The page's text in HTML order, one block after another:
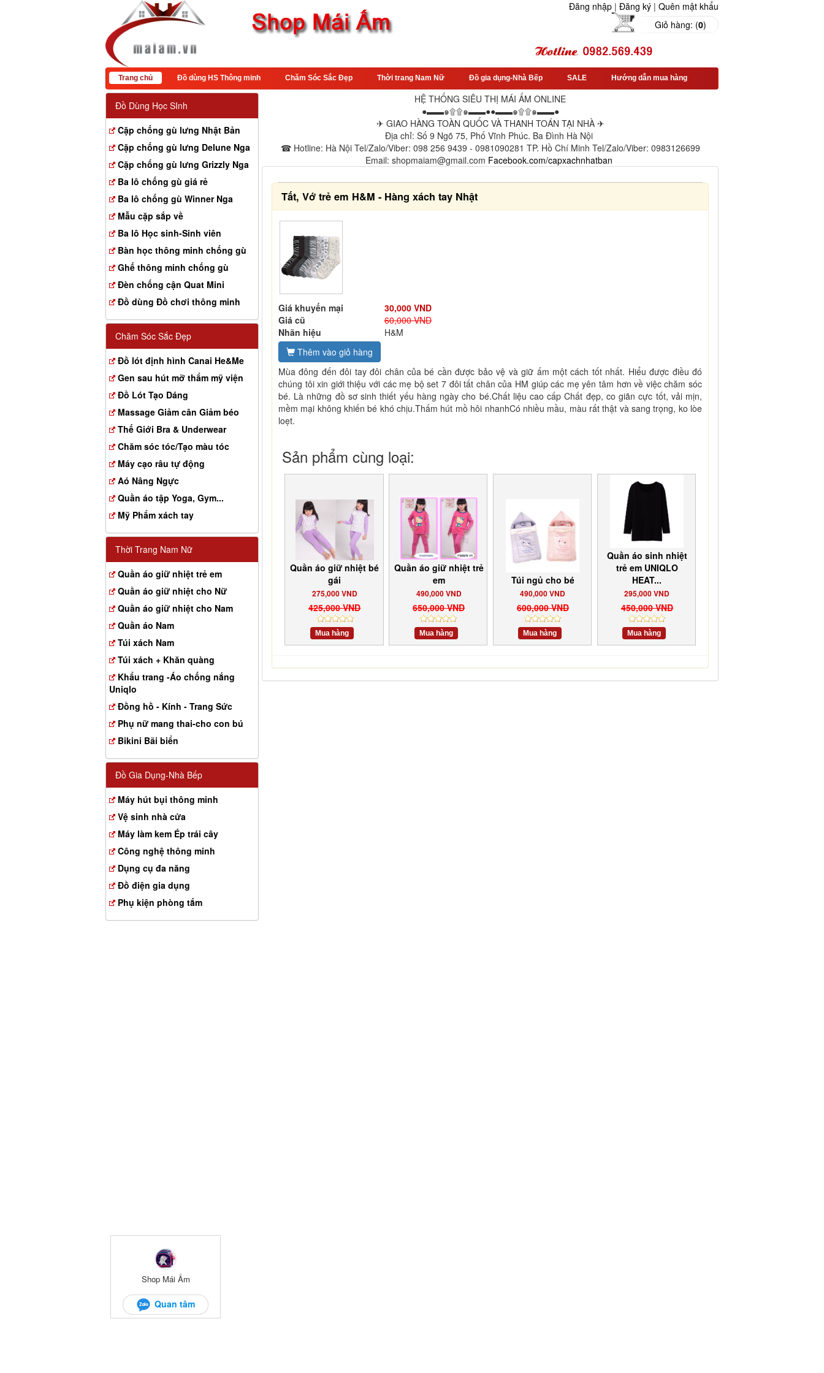
Đăng nhập | Đăng ký | Quên mật khẩu
Giỏ hàng: (0)
Trang chủ Đồ dùng HS Thông minh Chăm Sóc Sắc Đẹp Thời trang Nam Nữ Đồ gia dụng-Nhà Bếp SALE Hướng dẫn mua hàng
Đồ Dùng Học SInh
Cặp chống gù lưng Nhật Bản
Cặp chống gù lưng Delune Nga
Cặp chống gù lưng Grizzly Nga
Ba lô chống gù giá rẻ
Ba lô chống gù Winner Nga
Mẫu cặp sắp về
Ba lô Học sinh-Sinh viên
Bàn học thông minh chống gù
Ghế thông minh chống gù
Đèn chống cận Quat Mini
Đồ dùng Đồ chơi thông minh
Chăm Sóc Sắc Đẹp
Đồ lót định hình Canai He&Me
Gen sau hút mỡ thẩm mỹ viện
Đồ Lót Tạo Dáng
Massage Giảm cân Giảm béo
Thế Giới Bra & Underwear
Chăm sóc tóc/Tạo màu tóc
Máy cạo râu tự động
Aó Nâng Ngực
Quần áo tập Yoga, Gym...
Mỹ Phẩm xách tay
Thời Trang Nam Nữ
Quần áo giữ nhiệt trẻ em
Quần áo giữ nhiệt cho Nữ
Quần áo giữ nhiệt cho Nam
Quần áo Nam
Túi xách Nam
Túi xách + Khăn quàng
Khẩu trang -Áo chống nắng
Uniqlo
Đồng hồ - Kính - Trang Sức
Phụ nữ mang thai-cho con bú
Bikini Bãi biển
Đồ Gia Dụng-Nhà Bếp
Máy hút bụi thông minh
Vệ sinh nhà cửa
Máy làm kem Ép trái cây
Công nghệ thông minh
Dụng cụ đa năng
Đồ điện gia dụng
Phụ kiện phòng tắm
HỆ THỐNG SIÊU THỊ MÁI ẤM ONLINE
●▬▬๑۩۩๑▬▬●●▬▬๑۩۩๑▬▬●
✈ GIAO HÀNG TOÀN QUỐC VÀ THANH TOÁN TẠI NHÀ ✈
Địa chỉ: Số 9 Ngõ 75, Phố Vĩnh Phúc. Ba Đình Hà Nội
☎ Hotline: Hà Nội Tel/Zalo/Viber: 098 256 9439 - 0981090281 TP. Hồ Chí Minh Tel/Zalo/Viber: 0983126699
Email: shopmaiam@gmail.com Facebook.com/capxachnhatban
Tất, Vớ trẻ em H&M - Hàng xách tay Nhật
Giá khuyến mại
30,000 VND
Giá cũ
60,000 VND
Nhãn hiệu
H&M
Thêm vào giỏ hàng
Mùa đông đến đôi tay đôi chân của bé cần được bảo vệ và giữ ấm một cách tốt nhất. Hiểu được điều đó
chúng tôi xin giới thiệu với các mẹ bộ set 7 đôi tất chân của HM giúp các mẹ yên tâm hơn về việc chăm sóc
bé. Là những đồ sơ sinh thiết yếu hàng ngày cho bé.Chất liệu cao cấp Chất đẹp, co giãn cực tốt, vải mịn,
mềm mại không khiến bé khó chịu.Thấm hút mồ hôi nhanhCó nhiều mầu, màu rất thật và sang trọng, ko lòe
loẹt.
Sản phẩm cùng loại:
Quần áo giữ nhiệt bé
gái
275,000 VND
425,000 VND
Mua hàng
Quần áo giữ nhiệt trẻ
em
490,000 VND
650,000 VND
Mua hàng
Túi ngủ cho bé
490,000 VND
600,000 VND
Mua hàng
Quần áo sinh nhiệt
trẻ em UNIQLO
HEAT...
295,000 VND
450,000 VND
Mua hàng